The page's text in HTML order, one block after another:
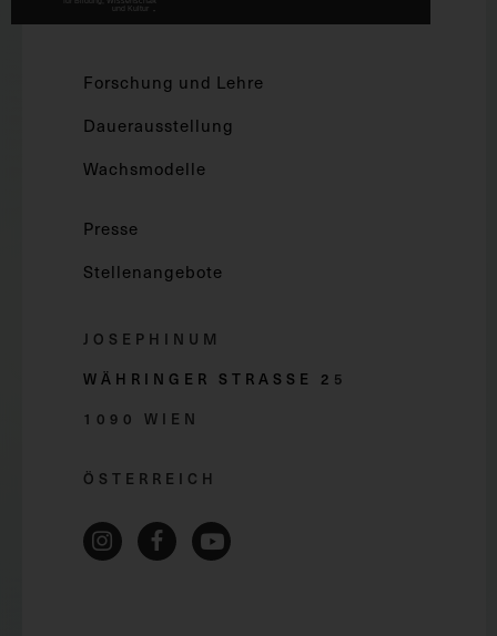
Forschung und Lehre
Dauerausstellung
Wachsmodelle
Presse
Stellenangebote
JOSEPHINUM
WÄHRINGER STRASSE 2 5
1090 WIEN
ÖSTERREICH